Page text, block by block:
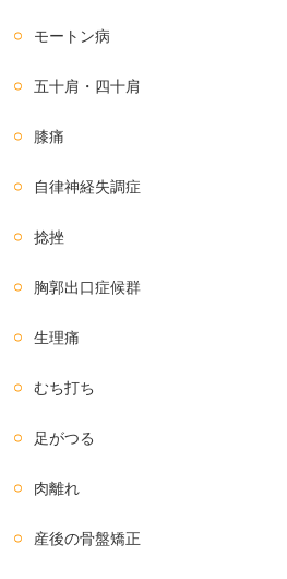
モートン病
五十肩・四十肩
膝痛
自律神経失調症
捻挫
胸郭出口症候群
生理痛
むち打ち
足がつる
肉離れ
産後の骨盤矯正